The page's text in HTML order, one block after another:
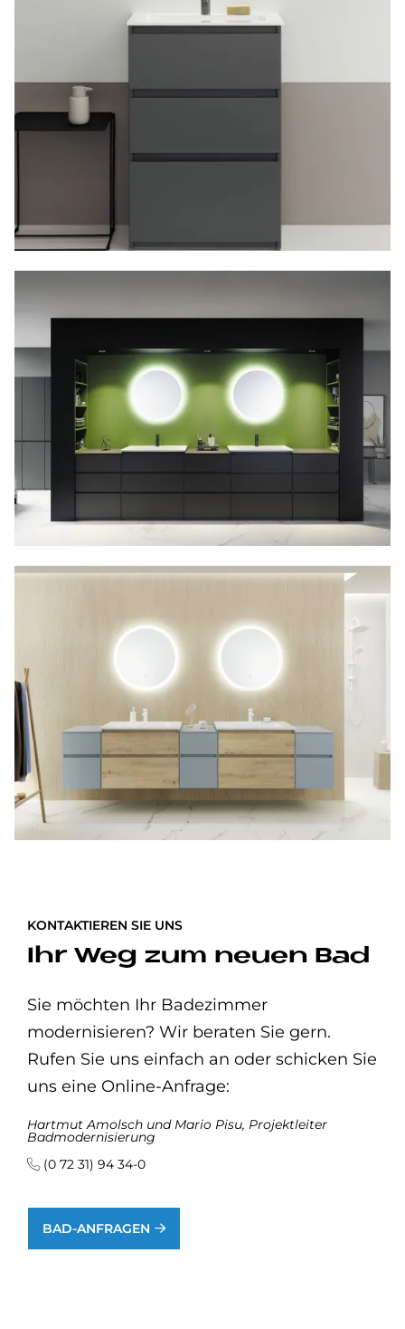
KONTAKTIEREN SIE UNS
Ihr Weg zum neuen Bad
Sie möchten Ihr Badezimmer
modernisieren? Wir beraten Sie gern.
Rufen Sie uns einfach an oder schicken Sie
uns eine Online-Anfrage:
Hartmut Amolsch und Mario Pisu, Projektleiter
Badmodernisierung
(0 72 31) 94 34-0
BAD-ANFRAGEN